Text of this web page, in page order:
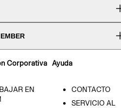
Corporativa
EN
Ayuda
CONTACTO
SERVICIO AL